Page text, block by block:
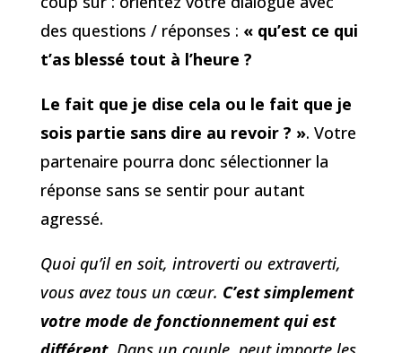
des questions / réponses : « qu’est ce qui
t’as blessé tout à l’heure ?
Le fait que je dise cela ou le fait que je
sois partie sans dire au revoir ? ». Votre
partenaire pourra donc sélectionner la
réponse sans se sentir pour autant
agressé.
Quoi qu’il en soit, introverti ou extraverti,
vous avez tous un cœur. C’est simplement
votre mode de fonctionnement qui est